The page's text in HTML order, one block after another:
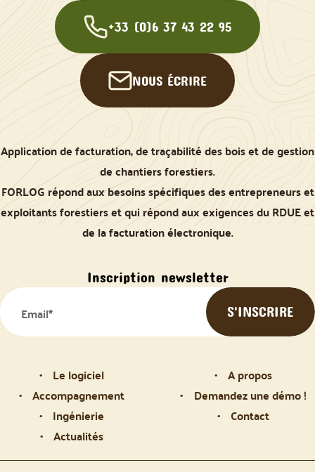
+33 (0)6 37 43 22 95
NOUS ÉCRIRE
Application de facturation, de traçabilité des bois et de gestion
de chantiers forestiers.
FORLOG répond aux besoins spécifiques des entrepreneurs et
exploitants forestiers et qui répond aux exigences du RDUE et
de la facturation électronique.
Inscription newsletter
Le logiciel
Accompagnement
Ingénierie
Actualités
A propos
Demandez une démo !
Contact